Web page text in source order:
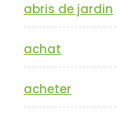
abris de jardin
achat
acheter